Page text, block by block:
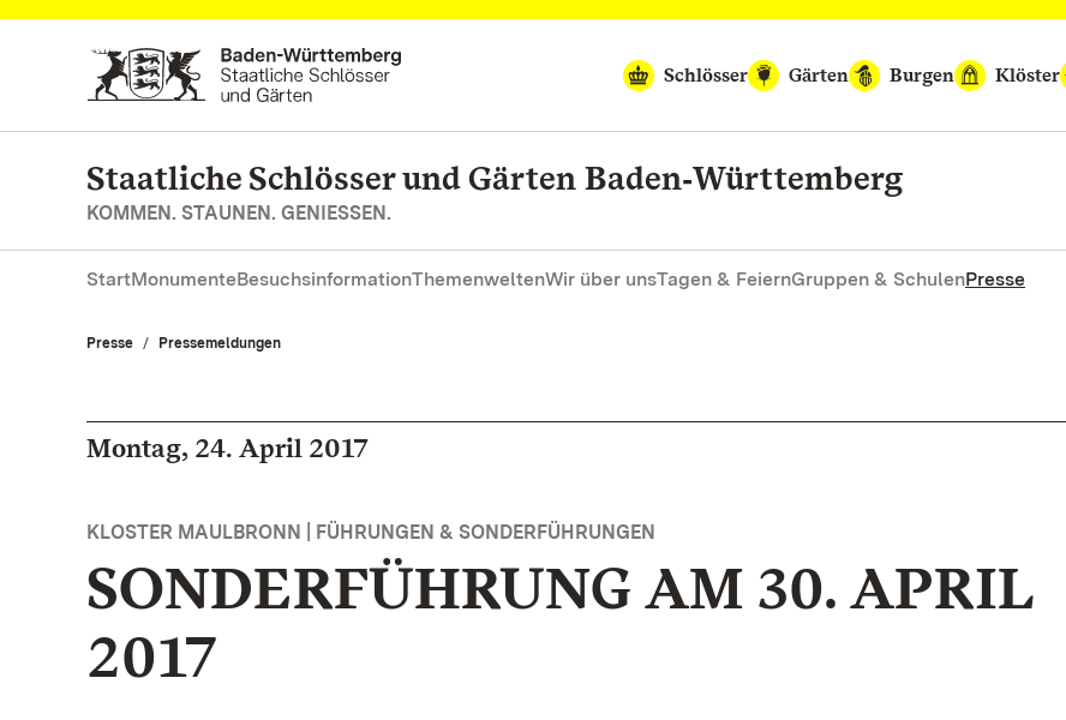
Zum Hauptinhalt springen
Schlösser
Gärten Burgen Klöster
Staatliche Schlösser und Gärten Baden‑Württemberg
KOMMEN. STAUNEN. GENIESSEN.
StartMonumenteBesuchsinformationThemenweltenWir über unsTagen & FeiernGruppen & SchulenPresse
Presse Pressemeldungen
Montag, 24. April 2017
KLOSTER MAULBRONN | FÜHRUNGEN & SONDERFÜHRUNGEN
SONDERFÜHRUNG AM 30. APRIL
2017